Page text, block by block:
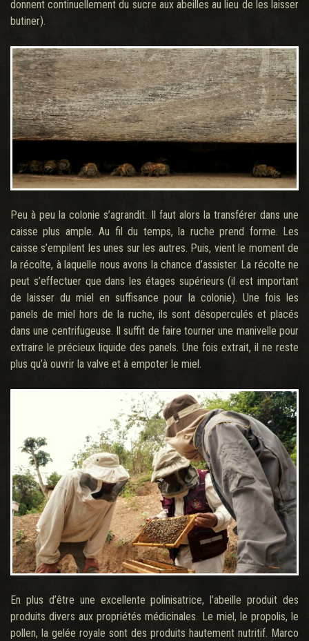
donnent continuellement du sucre aux abeilles au lieu de les laisser
butiner).
Peu à peu la colonie s’agrandit. Il faut alors la transférer dans une
caisse plus ample. Au fil du temps, la ruche prend forme. Les
caisse s’empilent les unes sur les autres. Puis, vient le moment de
la récolte, à laquelle nous avons la chance d’assister. La récolte ne
peut s’effectuer que dans les étages supérieurs (il est important
de laisser du miel en suffisance pour la colonie). Une fois les
panels de miel hors de la ruche, ils sont désoperculés et placés
dans une centrifugeuse. Il suffit de faire tourner une manivelle pour
extraire le précieux liquide des panels. Une fois extrait, il ne reste
plus qu’à ouvrir la valve et à empoter le miel.
En plus d’être une excellente polinisatrice, l’abeille produit des
produits divers aux propriétés médicinales. Le miel, le propolis, le
pollen, la gelée royale sont des produits hautement nutritif. Marco